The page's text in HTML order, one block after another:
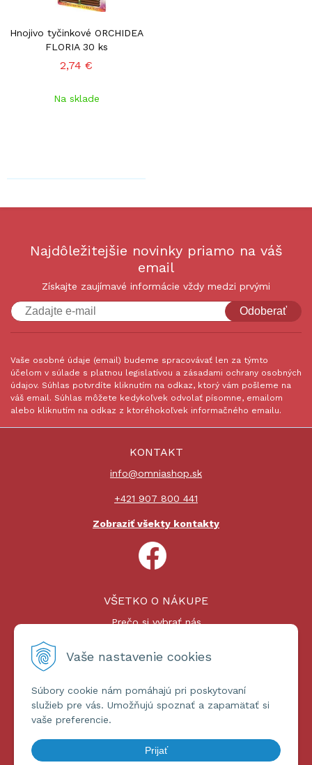
Vaše nastavenie cookies
Súbory cookie nám pomáhajú pri poskytovaní
služieb pre vás. Umožňujú spoznať a zapamätať si
vaše preferencie.
Prijať
Hnojivo tyčinkové ORCHIDEA
FLORIA 30 ks
2,74 €
Na sklade
Najdôležitejšie novinky priamo na váš
email
Získajte zaujímavé informácie vždy medzi prvými
Odoberať
Vaše osobné údaje (email) budeme spracovávať len za týmto
účelom v súlade s platnou legislatívou a zásadami ochrany osobných
údajov. Súhlas potvrdíte kliknutím na odkaz, ktorý vám pošleme na
váš email. Súhlas môžete kedykoľvek odvolať písomne, emailom
alebo kliknutím na odkaz z ktoréhokoľvek informačného emailu.
KONTAKT
info@omniashop.sk
+421 907 800 441
Zobraziť všekty kontakty
VŠETKO O NÁKUPE
Prečo si vybrať nás
Platby a doprava
ĎALŠIE INFORMÁCIE
Obchodné podmienky
Ochrana osobných údajov